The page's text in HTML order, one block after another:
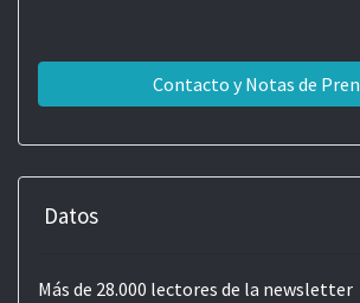
Contacto y Notas de
Datos
Más de 28.000 lectores de la newsletter